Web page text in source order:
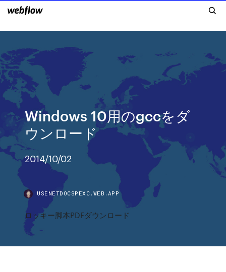
Windows 10用のgccをダ
ウンロード
2014/10/02
USENETDOCSPEXC.WEB.APP
ロッキー脚本PDFダウンロード